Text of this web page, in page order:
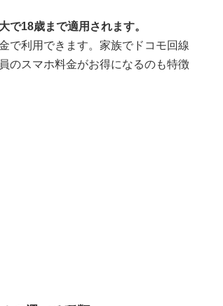
で18歳まで適用されます。
で利用できます。家族でドコモ回線
のスマホ料金がお得になるのも特徴